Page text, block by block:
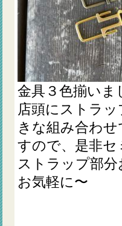
金具３色揃いま
店頭にストラ
きな組み合わ
すので、是非
ストラップ部
お気軽に〜